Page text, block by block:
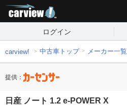
ログイン
carview! 中古車トップ メーカー一覧
提供：
日産 ノート 1.2 e-POWER X